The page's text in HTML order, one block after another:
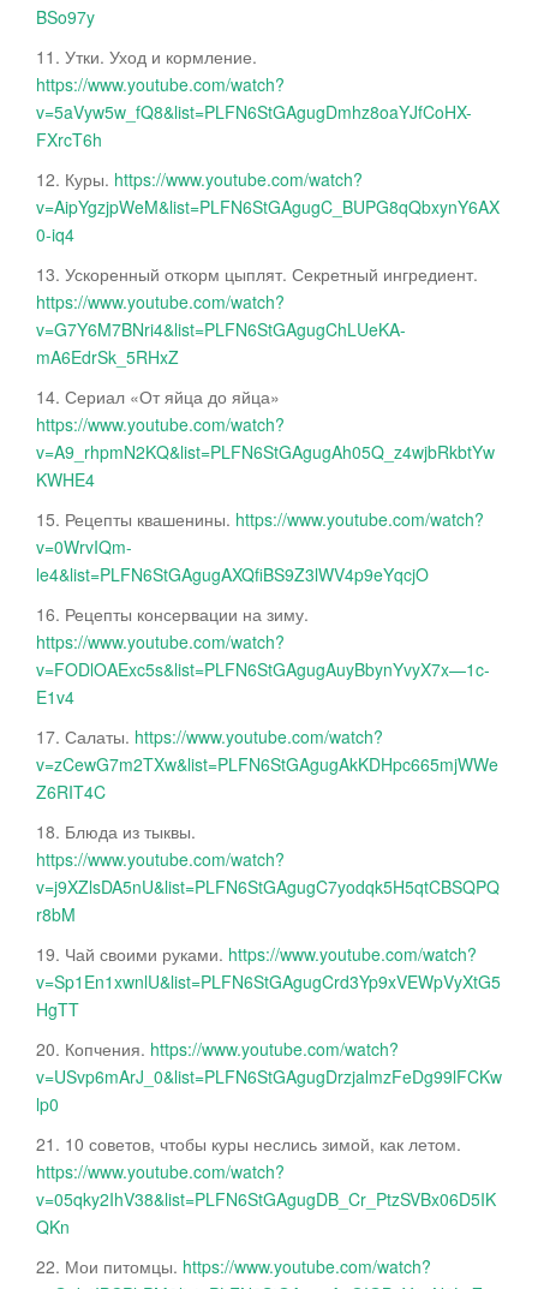
BSo97y
11. Утки. Уход и кормление.
https://www.youtube.com/watch?
v=5aVyw5w_fQ8&list=PLFN6StGAgugDmhz8oaYJfCoHX-
FXrcT6h
12. Куры. https://www.youtube.com/watch?
v=AipYgzjpWeM&list=PLFN6StGAgugC_BUPG8qQbxynY6AX
0-iq4
13. Ускоренный откорм цыплят. Секретный ингредиент.
https://www.youtube.com/watch?
v=G7Y6M7BNri4&list=PLFN6StGAgugChLUeKA-
mA6EdrSk_5RHxZ
14. Сериал «От яйца до яйца»
https://www.youtube.com/watch?
v=A9_rhpmN2KQ&list=PLFN6StGAgugAh05Q_z4wjbRkbtYw
KWHE4
15. Рецепты квашенины. https://www.youtube.com/watch?
v=0WrvIQm-
le4&list=PLFN6StGAgugAXQfiBS9Z3lWV4p9eYqcjO
16. Рецепты консервации на зиму.
https://www.youtube.com/watch?
v=FODlOAExc5s&list=PLFN6StGAgugAuyBbynYvyX7x—1c-
E1v4
17. Салаты. https://www.youtube.com/watch?
v=zCewG7m2TXw&list=PLFN6StGAgugAkKDHpc665mjWWe
Z6RIT4C
18. Блюда из тыквы.
https://www.youtube.com/watch?
v=j9XZlsDA5nU&list=PLFN6StGAgugC7yodqk5H5qtCBSQPQ
r8bM
19. Чай своими руками. https://www.youtube.com/watch?
v=Sp1En1xwnlU&list=PLFN6StGAgugCrd3Yp9xVEWpVyXtG5
HgTT
20. Копчения. https://www.youtube.com/watch?
v=USvp6mArJ_0&list=PLFN6StGAgugDrzjalmzFeDg99lFCKw
lp0
21. 10 советов, чтобы куры неслись зимой, как летом.
https://www.youtube.com/watch?
v=05qky2IhV38&list=PLFN6StGAgugDB_Cr_PtzSVBx06D5IK
QKn
22. Мои питомцы. https://www.youtube.com/watch?